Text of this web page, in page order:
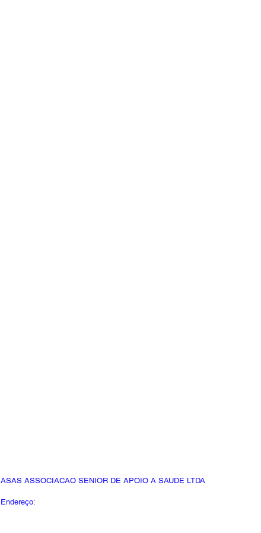
ASAS ASSOCIACAO SENIOR DE APOIO A SAUDE LTDA
Endereço: